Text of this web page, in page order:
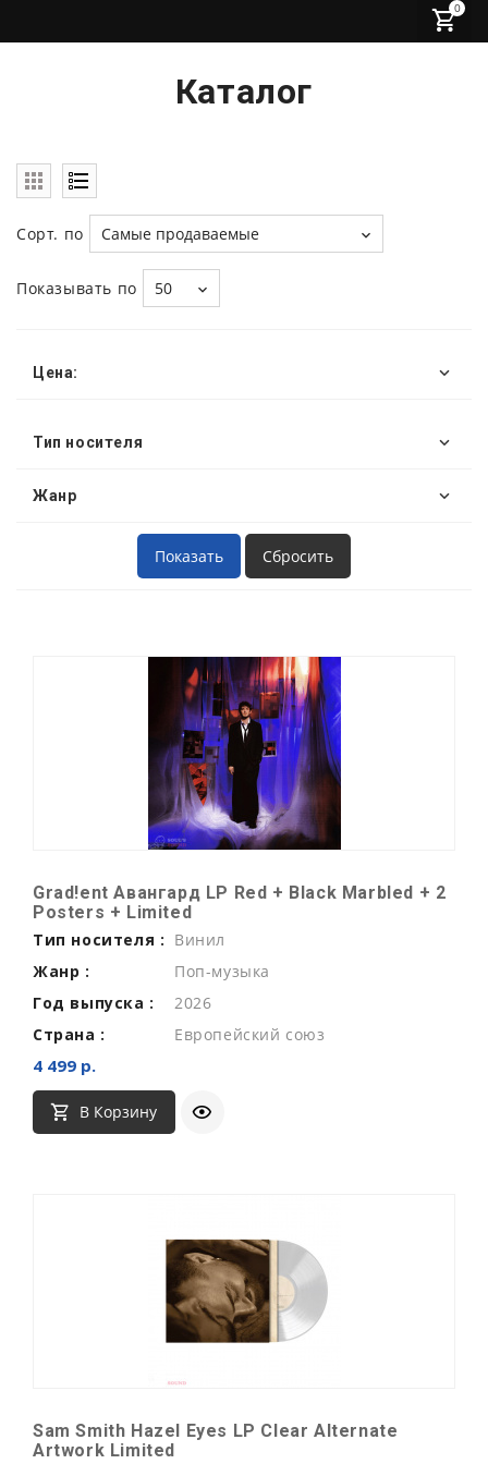
0
Каталог
Сорт. по Самые продаваемые
Показывать по 50
Цена:
Тип носителя
Жанр
Grad!ent Авангард LP Red + Black Marbled + 2
Posters + Limited
Тип носителя : Винил
Жанр :
Поп-музыка
Год выпуска :
2026
Страна :
Европейский союз
4 499 р.
В Корзину
Sam Smith Hazel Eyes LP Clear Alternate
Artwork Limited